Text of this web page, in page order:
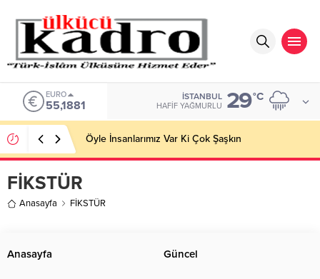
EURO
55,1881
İSTANBUL
HAFIF YAĞMURLU 29°C
Öyle İnsanlarımız Var Ki Çok Şaşkın
FİKSTÜR
Anasayfa FİKSTÜR
Anasayfa Güncel